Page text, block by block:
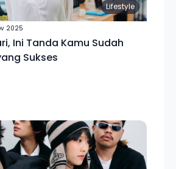
Lifestyle
2025
Ini Tanda Kamu Sudah
Sukses